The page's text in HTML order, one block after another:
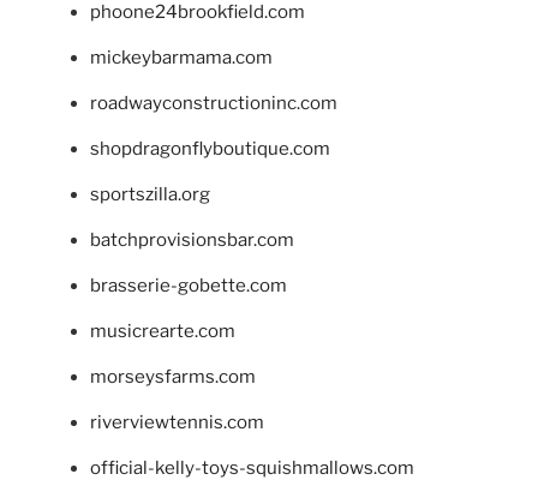
phoone24brookfield.com
mickeybarmama.com
roadwayconstructioninc.com
shopdragonflyboutique.com
sportszilla.org
batchprovisionsbar.com
brasserie-gobette.com
musicrearte.com
morseysfarms.com
riverviewtennis.com
official-kelly-toys-squishmallows.com